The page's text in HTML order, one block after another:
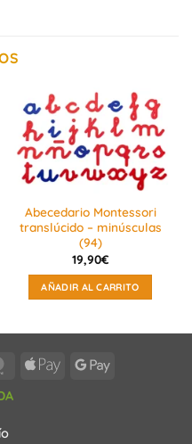
Abecedario Montessori
translúcido – minúsculas
(94)
19,90€
AÑADIR AL CARRITO
MasterCard
Apple
Google